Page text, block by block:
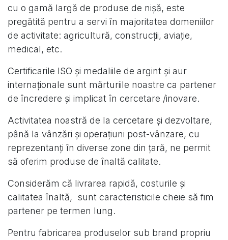
cu o gamă largă de produse de nișă, este
pregătită pentru a servi în majoritatea domeniilor
de activitate: agricultură, construcții, aviație,
medical, etc.
Certificarile ISO și medaliile de argint și aur
internaționale sunt mărturiile noastre ca partener
de încredere și implicat în cercetare /inovare.
Activitatea noastră de la cercetare și dezvoltare,
până la vânzări și operațiuni post-vânzare, cu
reprezentanți în diverse zone din țară, ne permit
să oferim produse de înaltă calitate.
Considerăm că livrarea rapidă, costurile și
calitatea înaltă, sunt caracteristicile cheie să fim
partener pe termen lung.
Pentru fabricarea produselor sub brand propriu